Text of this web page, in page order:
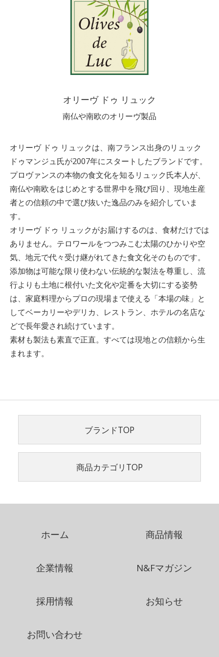
オリーヴ ドゥ リュック
南仏や南欧のオリーヴ製品
オリーヴ ドゥ リュックは、南フランス出身のリュック
ドゥマンジュ氏が2007年にスタートしたブランドです。
プロヴァンスの本物の食文化を知るリュック氏本人が、
南仏や南欧をはじめとする世界中を飛び回り、現地生産
者との信頼の中で選び抜いた逸品のみを紹介していま
す。
オリーヴ ドゥ リュックがお届けするのは、食材だけでは
ありません。テロワールをつつみこむ太陽のひかりや空
気、地元で代々受け継がれてきた食文化そのものです。
添加物は可能な限り使わない伝統的な製法を尊重し、流
行よりも土地に根付いた文化や定番を大切にする姿勢
は、家庭料理からプロの現場まで使える「本場の味」と
してベーカリーやデリカ、レストラン、ホテルの名店な
どで長年愛され続けています。
素材も製法も素直で正直。すべては現地との信頼から生
まれます。
ブランドTOP
商品カテゴリTOP
ホーム 商品情報
企業情報 N&Fマガジン
採用情報 お知らせ
お問い合わせ